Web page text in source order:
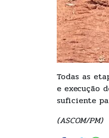
Todas as
e execução
suficiente
(ASCOM/PM)